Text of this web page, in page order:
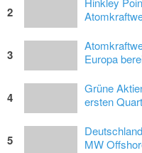
2
3
Europa
4
Grüne
ersten
5
MW